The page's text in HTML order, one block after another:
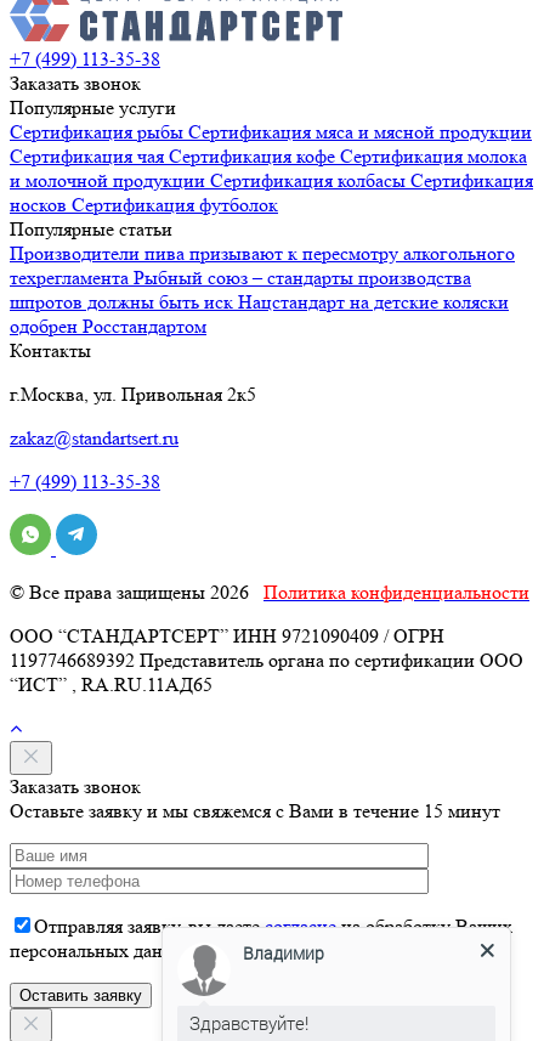
+7 (499) 113-35-38
Заказать звонок
Популярные услуги
Сертификация рыбы Сертификация мяса и мясной продукции
Сертификация чая Сертификация кофе Сертификация молока
и молочной продукции Сертификация колбасы Сертификация
носков Сертификация футболок
Популярные статьи
Производители пива призывают к пересмотру алкогольного
техрегламента Рыбный союз – стандарты производства
шпротов должны быть иск Нацстандарт на детские коляски
одобрен Росстандартом
Контакты
г.Москва, ул. Привольная 2к5
zakaz@standartsert.ru
+7 (499) 113-35-38
© Все права защищены 2026 Политика конфиденциальности
ООО “СТАНДАРТСЕРТ” ИНН 9721090409 / ОГРН
1197746689392 Представитель органа по сертификации ООО
“ИСТ” , RA.RU.11АД65
Заказать звонок
Оставьте заявку и мы свяжемся с Вами в течение 15 минут
Отправляя заявку, вы даетесогласиена обработку Ваших
персональных данных
Владимир
Здравствуйте!